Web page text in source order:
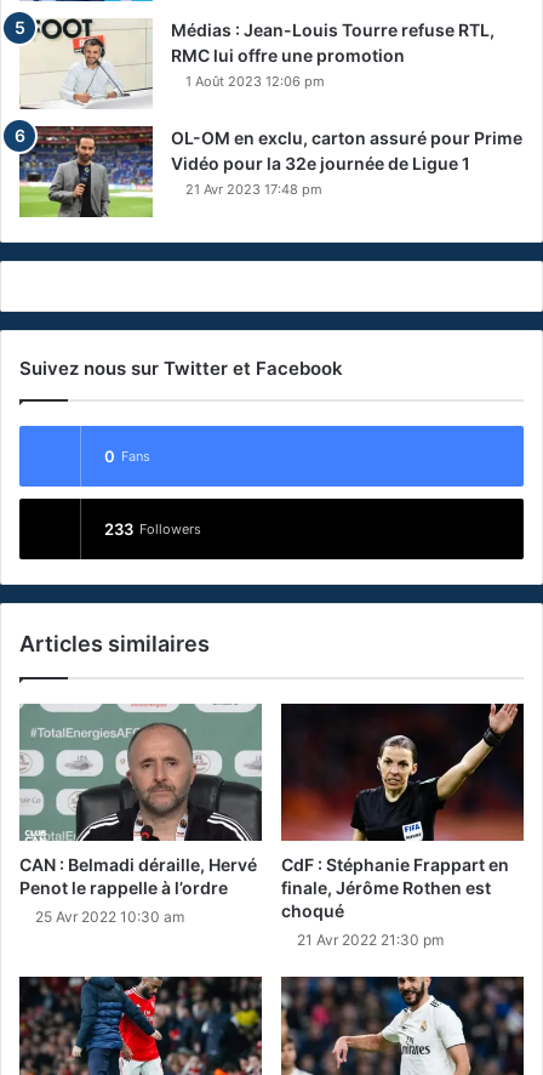
Médias : Jean-Louis Tourre refuse RTL,
RMC lui offre une promotion
1 Août 2023 12:06 pm
OL-OM en exclu, carton assuré pour Prime
Vidéo pour la 32e journée de Ligue 1
21 Avr 2023 17:48 pm
Suivez nous sur Twitter et Facebook
0 Fans
233 Followers
Articles similaires
CAN : Belmadi déraille, Hervé
Penot le rappelle à l’ordre
25 Avr 2022 10:30 am
CdF : Stéphanie Frappart en
finale, Jérôme Rothen est
choqué
21 Avr 2022 21:30 pm